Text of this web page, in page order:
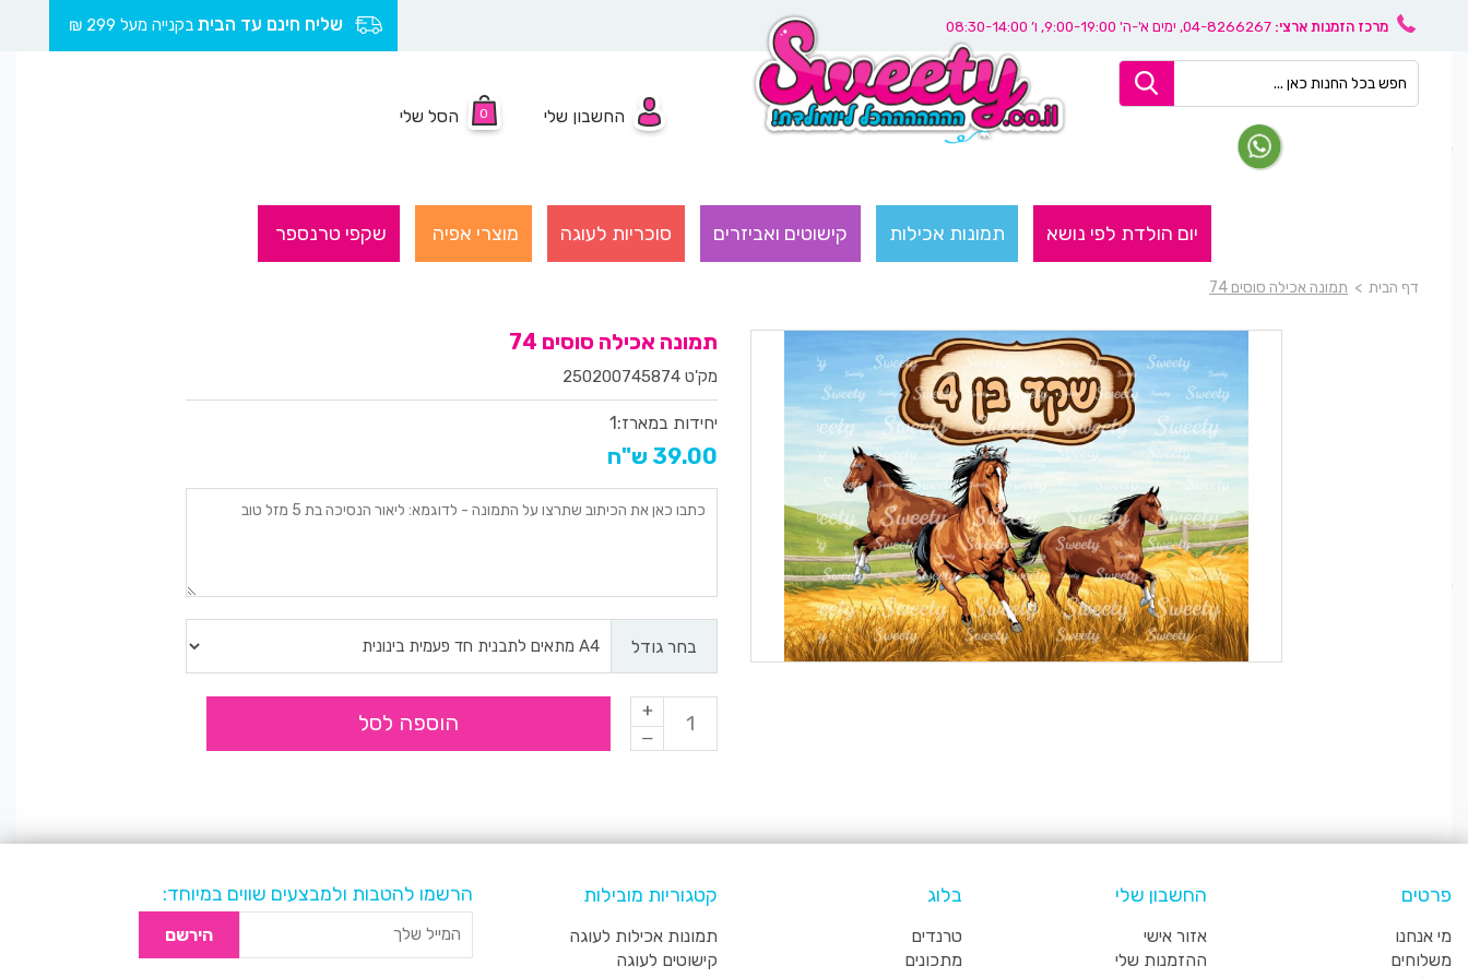
מרכז הזמנות ארצי: 04-8266267, ימים א'-ה' 9:00-19:00, ו’ 08:30-14:00 שליח חינם עד הבית בקנייה מעל 299 ₪
החשבון שלי 0 הסל שלי
יום הולדת לפי נושא תמונות אכילות קישוטים ואביזרים סוכריות לעוגה מוצרי אפיה שקפי טרנספר
דף הבית > תמונה אכילה סוסים 74
תמונה אכילה סוסים 74
מק'ט 250200745874
יחידות במארז:1
39.00 ש"ח
בחר גודל
הוספה לסל
פרטים
מי אנחנו
משלוחים
החשבון שלי
אזור אישי
ההזמנות שלי
בלוג
טרנדים
מתכונים
קטגוריות מובילות
תמונות אכילות לעוגה
קישוטים לעוגה
הרשמו להטבות ולמבצעים שווים במיוחד:
הירשם